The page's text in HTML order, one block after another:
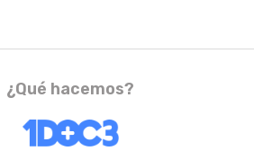
¿Qué hacemos?